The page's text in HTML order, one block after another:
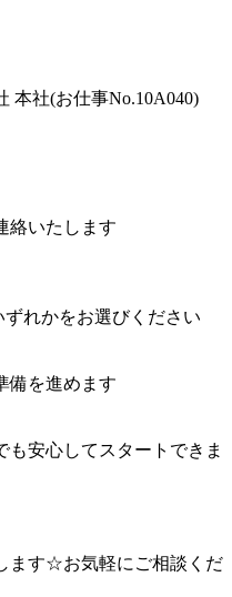
本社(お仕事No.10A040)
絡いたします
れかをお選びください
備を進めます
安心してスタートできま
ます☆お気軽にご相談くだ